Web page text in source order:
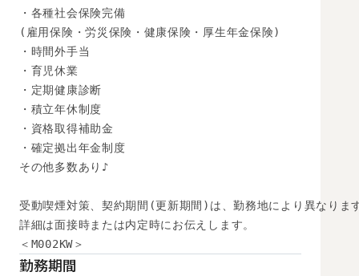
・各種社会保険完備
(雇用保険・労災保険・健康保険・厚生年金保険)
・時間外手当
・育児休業
・定期健康診断
・積立年休制度
・資格取得補助金
・確定拠出年金制度
その他多数あり♪
受動喫煙対策、契約期間(更新期間)は、勤務地により異なりま
詳細は面接時または内定時にお伝えします。
＜M002KW＞
勤務期間